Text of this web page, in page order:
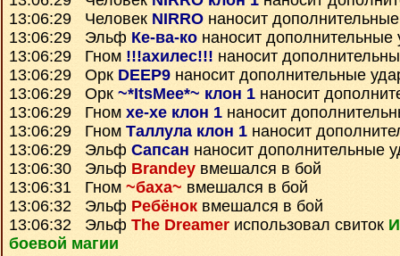
13:06:29 Человек NIRRO наносит
13:06:29 Эльф Ке-ва-ко наносит дополнительные
13:06:29 Гном !!!ахилес!!! наносит
13:06:29 Орк DEEP9 наносит дополнительные
13:06:29 Орк ~*ItsMee*~ клон 1 наносит
13:06:29 Гном xe-xe клон 1 наносит
13:06:29 Гном Таллула клон 1 наносит
13:06:29 Эльф Сапсан наносит дополнительные
13:06:30 Эльф Brandey вмешался в бой
13:06:31 Гном ~баха~ вмешался в бой
13:06:32 Эльф Ребёнок вмешался в бой
13:06:32 Эльф The Dreamer использовал свиток
боевой магии